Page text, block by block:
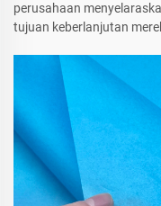
perusahaan
tujuan keberlanjutan